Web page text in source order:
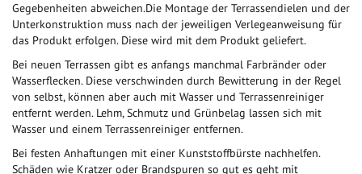
Gegebenheiten abweichen.Die Montage der Terrassendielen und der
Unterkonstruktion muss nach der jeweiligen Verlegeanweisung für
das Produkt erfolgen. Diese wird mit dem Produkt geliefert.
Bei neuen Terrassen gibt es anfangs manchmal Farbränder oder
Wasserflecken. Diese verschwinden durch Bewitterung in der Regel
von selbst, können aber auch mit Wasser und Terrassenreiniger
entfernt werden. Lehm, Schmutz und Grünbelag lassen sich mit
Wasser und einem Terrassenreiniger entfernen.
Bei festen Anhaftungen mit einer Kunststoffbürste nachhelfen.
Schäden wie Kratzer oder Brandspuren so gut es geht mit